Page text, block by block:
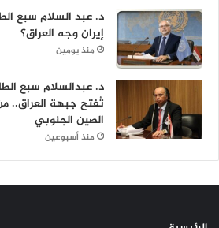
د. عبد السلام سبع
إيران وجه العراق؟
منذ يومين
د. عبدالسلام سبع
تُفتح جبهة العراق.. من
الصين الجنوبي
منذ أسبوعين